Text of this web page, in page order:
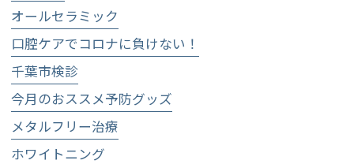
オールセラミック
口腔ケアでコロナに負けない！
千葉市検診
今月のおススメ予防グッズ
メタルフリー治療
ホワイトニング